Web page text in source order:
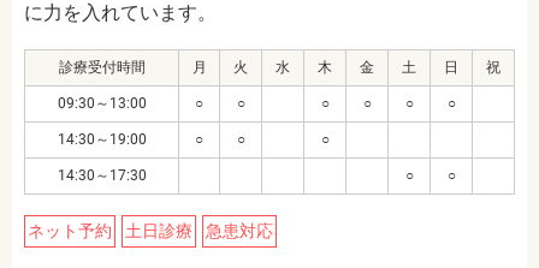
に力を入れています。
診療受付時間 月 火 水 木 金 土 日 祝
09:30～13:00 ○ ○ ○ ○ ○ ○
14:30～19:00 ○ ○ ○
14:30～17:30 ○ ○
ネット予約 土日診療 急患対応